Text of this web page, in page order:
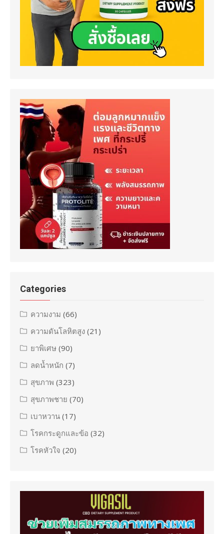
Categories
ความงาม (66)
ความดันโลหิตสูง (21)
ยาพิเศษ (90)
ลดน้ำหนัก (7)
สุขภาพ (323)
สุขภาพชาย (70)
เบาหวาน (17)
โรคกระดูกและข้อ (32)
โรคหัวใจ (20)